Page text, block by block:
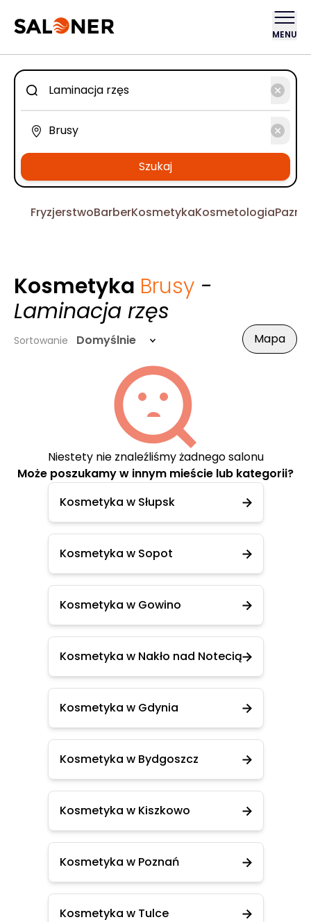
MENU
Szukaj
FryzjerstwoBarberKosmetykaKosmetologia
Kosmetyka Brusy -
Laminacja rzęs
Sortowanie Domyślnie Mapa
Niestety nie znaleźliśmy żadnego salonu
Może poszukamy w innym mieście lub kategorii?
Kosmetyka w Słupsk
Kosmetyka w Sopot
Kosmetyka w Gowino
Kosmetyka w Nakło nad Notecią
Kosmetyka w Gdynia
Kosmetyka w Bydgoszcz
Kosmetyka w Kiszkowo
Kosmetyka w Poznań
Kosmetyka w Tulce